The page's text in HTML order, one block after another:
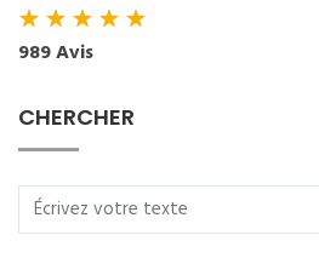
★★★★★
989 Avis
CHERCHER